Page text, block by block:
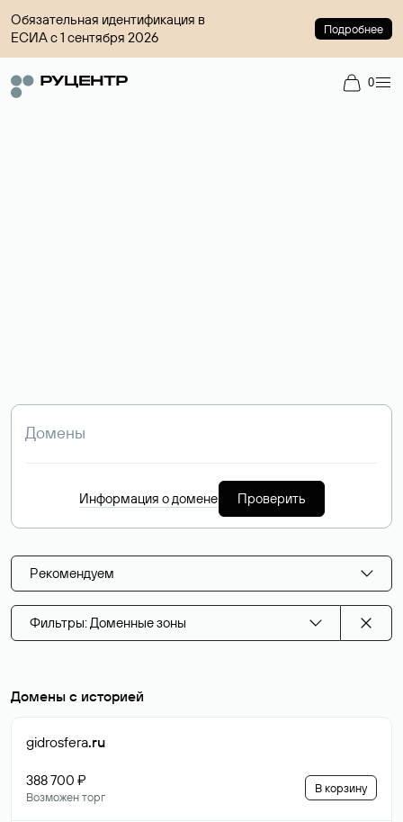
Обязательная идентификация в
ЕСИА с 1 сентября 2026
Подробнее
0
Информация о домене Проверить
Рекомендуем
Фильтры: Доменные зоны
Домены с историей
gidrosfera.ru
388 700 ₽
Возможен торг
В корзину